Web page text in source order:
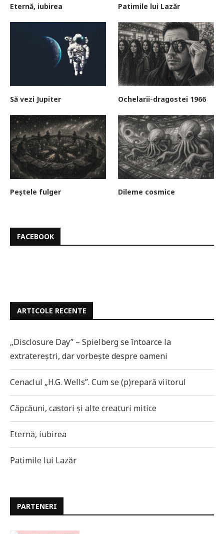
Eternă, iubirea Patimile lui Lazăr
Să vezi Jupiter Ochelarii-dragostei 1966
Peștele fulger Dileme cosmice
FACEBOOK
ARTICOLE RECENTE
„Disclosure Day” – Spielberg se întoarce la
extratereștri, dar vorbește despre oameni
Cenaclul „H.G. Wells”. Cum se (p)repară viitorul
Căpcăuni, castori și alte creaturi mitice
Eternă, iubirea
Patimile lui Lazăr
PARTENERI